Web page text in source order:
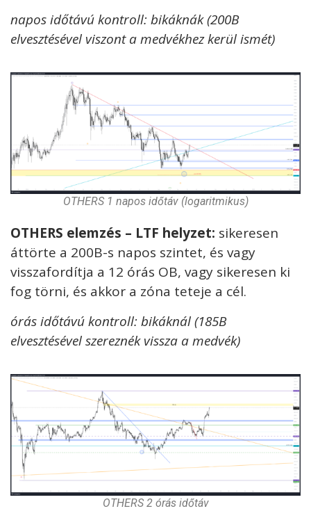
napos időtávú kontroll: bikáknák (200B
elvesztésével viszont a medvékhez kerül ismét)
OTHERS 1 napos időtáv (logaritmikus)
OTHERS elemzés – LTF helyzet: sikeresen
áttörte a 200B-s napos szintet, és vagy
visszafordítja a 12 órás OB, vagy sikeresen ki
fog törni, és akkor a zóna teteje a cél.
órás időtávú kontroll: bikáknál (185B
elvesztésével szereznék vissza a medvék)
OTHERS 2 órás időtáv